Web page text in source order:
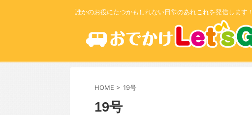
誰かのお役にたつかもしれない日常のあれこれを発信します！
HOME > 19号
19号